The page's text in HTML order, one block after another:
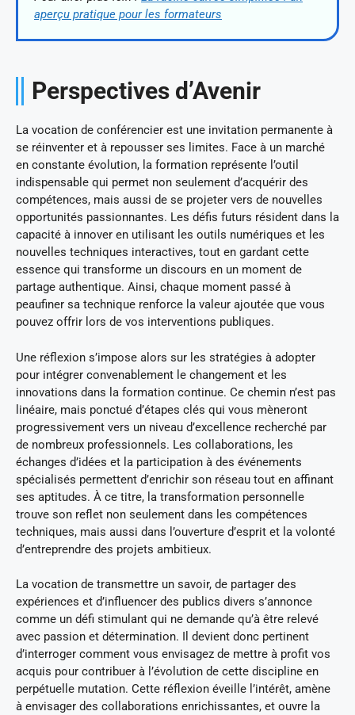
aperçu pratique pour les formateurs
Perspectives d’Avenir
La vocation de conférencier est une invitation permanente à
se réinventer et à repousser ses limites. Face à un marché
en constante évolution, la formation représente l’outil
indispensable qui permet non seulement d’acquérir des
compétences, mais aussi de se projeter vers de nouvelles
opportunités passionnantes. Les défis futurs résident dans la
capacité à innover en utilisant les outils numériques et les
nouvelles techniques interactives, tout en gardant cette
essence qui transforme un discours en un moment de
partage authentique. Ainsi, chaque moment passé à
peaufiner sa technique renforce la valeur ajoutée que vous
pouvez offrir lors de vos interventions publiques.
Une réflexion s’impose alors sur les stratégies à adopter
pour intégrer convenablement le changement et les
innovations dans la formation continue. Ce chemin n’est pas
linéaire, mais ponctué d’étapes clés qui vous mèneront
progressivement vers un niveau d’excellence recherché par
de nombreux professionnels. Les collaborations, les
échanges d’idées et la participation à des événements
spécialisés permettent d’enrichir son réseau tout en affinant
ses aptitudes. À ce titre, la transformation personnelle
trouve son reflet non seulement dans les compétences
techniques, mais aussi dans l’ouverture d’esprit et la volonté
d’entreprendre des projets ambitieux.
La vocation de transmettre un savoir, de partager des
expériences et d’influencer des publics divers s’annonce
comme un défi stimulant qui ne demande qu’à être relevé
avec passion et détermination. Il devient donc pertinent
d’interroger comment vous envisagez de mettre à profit vos
acquis pour contribuer à l’évolution de cette discipline en
perpétuelle mutation. Cette réflexion éveille l’intérêt, amène
à envisager des collaborations enrichissantes, et ouvre la